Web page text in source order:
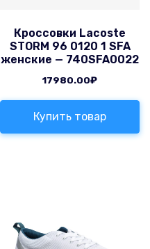
Кроссовки Lacoste
STORM 96 0120 1 SFA
женские — 740SFA0022
17980.00₽
Купить товар